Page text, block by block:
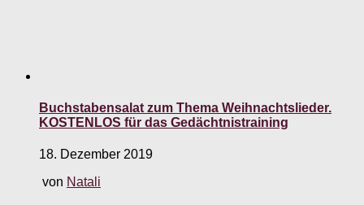
Buchstabensalat zum Thema Weihnachtslieder.
KOSTENLOS für das Gedächtnistraining
18. Dezember 2019
von Natali